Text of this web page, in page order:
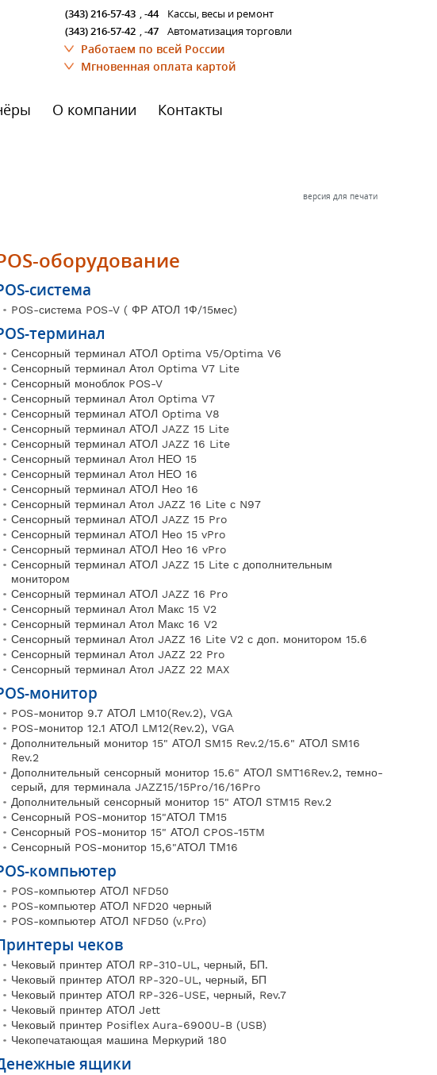
(343) 216-57-43 ,-44
Кассы, весы и ремонт
(343) 216-57-42 ,-47 Автоматизация торговли
Работаем по всей России
Мгновенная оплата картой
О компании Контакты
версия для печати
оборудование
система
POS-система POS-V ( ФР АТОЛ 1Ф/15мес)
терминал
Сенсорный терминал АТОЛ Optima V5/Optima V6
Сенсорный терминал Атол Optima V7 Lite
Сенсорный моноблок POS-V
Сенсорный терминал Атол Optima V7
Сенсорный терминал АТОЛ Optima V8
Сенсорный терминал АТОЛ JAZZ 15 Lite
Сенсорный терминал АТОЛ JAZZ 16 Lite
Сенсорный терминал Атол НЕО 15
Сенсорный терминал Атол НЕО 16
Сенсорный терминал АТОЛ Нео 16
Сенсорный терминал Атол JAZZ 16 Lite с N97
Сенсорный терминал АТОЛ JAZZ 15 Pro
Сенсорный терминал АТОЛ Нео 15 vPro
Сенсорный терминал АТОЛ Нео 16 vPro
Сенсорный терминал АТОЛ JAZZ 15 Lite с дополнительным
монитором
Сенсорный терминал АТОЛ JAZZ 16 Pro
Сенсорный терминал Атол Макс 15 V2
Сенсорный терминал Атол Макс 16 V2
Сенсорный терминал Атол JAZZ 16 Lite V2 с доп. монитором 15.6
Сенсорный терминал Атол JAZZ 22 Pro
Сенсорный терминал Атол JAZZ 22 MAX
монитор
POS-монитор 9.7 АТОЛ LM10(Rev.2), VGA
POS-монитор 12.1 АТОЛ LM12(Rev.2), VGA
Дополнительный монитор 15" АТОЛ SM15 Rev.2/15.6" АТОЛ SM16
Rev.2
Дополнительный сенсорный монитор 15.6" АТОЛ SMT16Rev.2, темно-
серый, для терминала JAZZ15/15Pro/16/16Pro
Дополнительный сенсорный монитор 15" АТОЛ STM15 Rev.2
Сенсорный POS-монитор 15"АТОЛ ТМ15
Сенсорный POS-монитор 15" АТОЛ CPOS-15TM
Сенсорный POS-монитор 15,6"АТОЛ ТМ16
компьютер
POS-компьютер АТОЛ NFD50
POS-компьютер АТОЛ NFD20 черный
POS-компьютер АТОЛ NFD50 (v.Pro)
чеков
Чековый принтер АТОЛ RP-310-UL, черный, БП.
Чековый принтер АТОЛ RP-320-UL, черный, БП
Чековый принтер АТОЛ RP-326-USE, черный, Rev.7
Чековый принтер АТОЛ Jett
Чековый принтер Posiflex Aura-6900U-B (USB)
Чекопечатающая машина Меркурий 180
ящики